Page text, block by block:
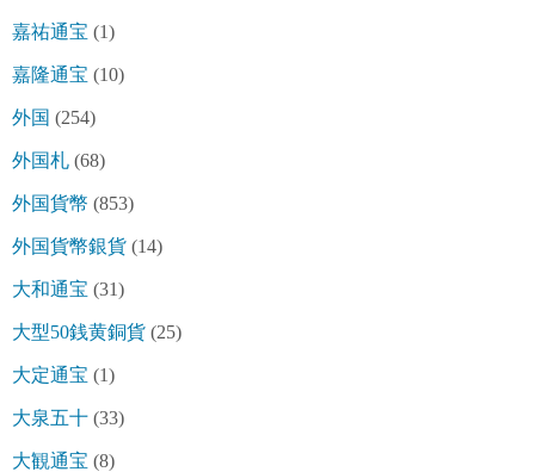
嘉祐通宝 (1)
嘉隆通宝 (10)
外国 (254)
外国札 (68)
外国貨幣 (853)
外国貨幣銀貨 (14)
大和通宝 (31)
大型50銭黄銅貨 (25)
大定通宝 (1)
大泉五十 (33)
大観通宝 (8)